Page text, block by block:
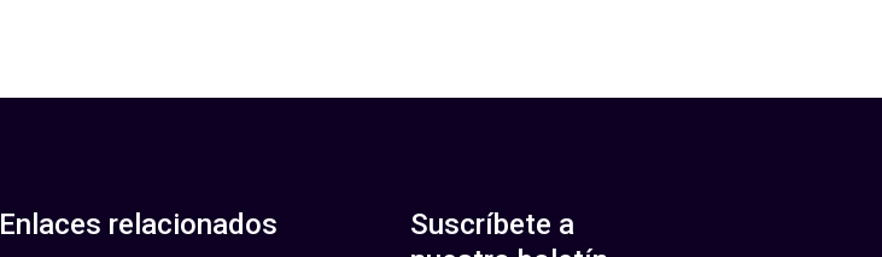
Enlaces relacionados
Suscríbete a